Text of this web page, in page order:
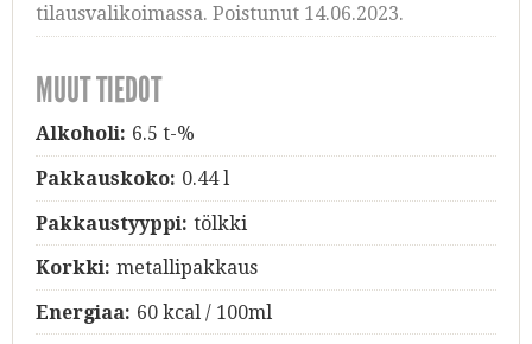
tilausvalikoimassa. Poistunut 14.06.2023.
MUUT TIEDOT
Alkoholi: 6.5 t-%
Pakkauskoko: 0.44 l
Pakkaustyyppi: tölkki
Korkki: metallipakkaus
Energiaa: 60 kcal / 100ml